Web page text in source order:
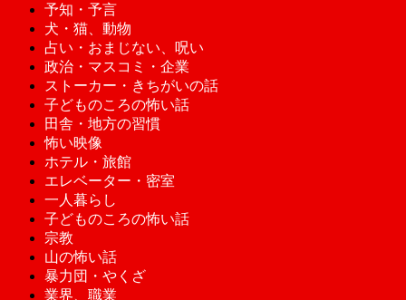
予知・予言
犬・猫、動物
占い・おまじない、呪い
政治・マスコミ・企業
ストーカー・きちがいの話
子どものころの怖い話
田舎・地方の習慣
怖い映像
ホテル・旅館
エレベーター・密室
一人暮らし
子どものころの怖い話
宗教
山の怖い話
暴力団・やくざ
業界、職業